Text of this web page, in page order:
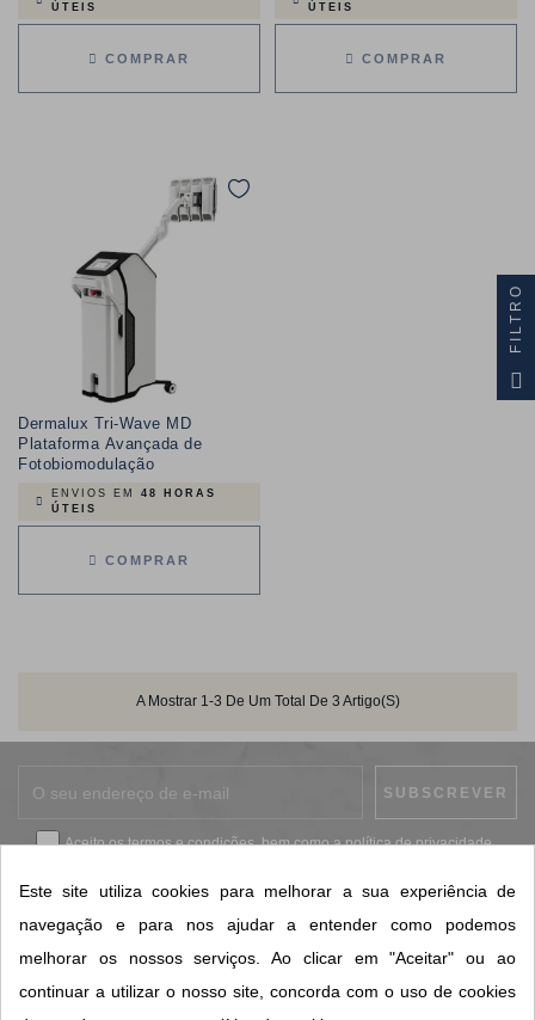
ÚTEIS
COMPRAR
ÚTEIS
COMPRAR
Dermalux Tri-Wave MD
Plataforma Avançada de
Fotobiomodulação
ENVIOS EM 48 HORAS
ÚTEIS
COMPRAR
A Mostrar 1-3 De Um Total De 3 Artigo(s)
Aceito ostermos e condições, bem como apolítica de privacidade.
CONTACTOS SORISA
Este site utiliza cookies para melhorar a sua experiência de
navegação e para nos ajudar a entender como podemos
melhorar os nossos serviços. Ao clicar em "Aceitar" ou ao
continuar a utilizar o nosso site, concorda com o uso de cookies
FILTRO